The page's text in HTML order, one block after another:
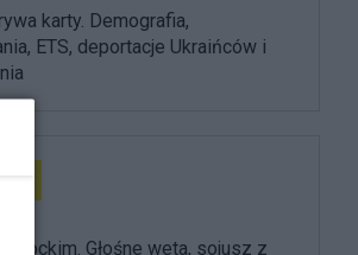
karty. Demografia,
ETS, deportacje Ukraińców i
Głośne weta, sojusz z